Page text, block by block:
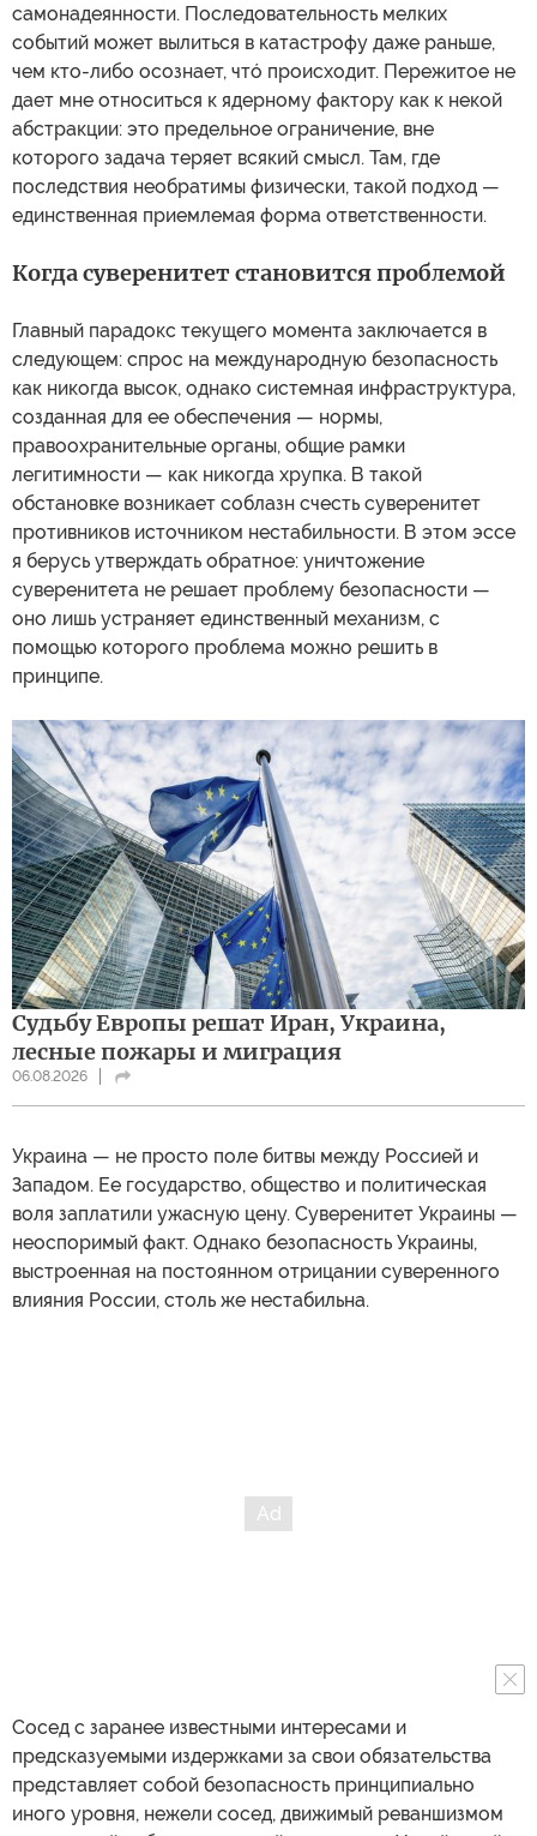
самонадеянности. Последовательность мелких
событий может вылиться в катастрофу даже раньше,
чем кто-либо осознает, чтó происходит. Пережитое не
дает мне относиться к ядерному фактору как к некой
абстракции: это предельное ограничение, вне
которого задача теряет всякий смысл. Там, где
последствия необратимы физически, такой подход —
единственная приемлемая форма ответственности.
Когда суверенитет становится проблемой
Главный парадокс текущего момента заключается в
следующем: спрос на международную безопасность
как никогда высок, однако системная инфраструктура,
созданная для ее обеспечения — нормы,
правоохранительные органы, общие рамки
легитимности — как никогда хрупка. В такой
обстановке возникает соблазн счесть суверенитет
противников источником нестабильности. В этом эссе
я берусь утверждать обратное: уничтожение
суверенитета не решает проблему безопасности —
оно лишь устраняет единственный механизм, с
помощью которого проблема можно решить в
принципе.
Судьбу Европы решат Иран, Украина,
лесные пожары и миграция
06.08.2026
Украина — не просто поле битвы между Россией и
Западом. Ее государство, общество и политическая
воля заплатили ужасную цену. Суверенитет Украины —
неоспоримый факт. Однако безопасность Украины,
выстроенная на постоянном отрицании суверенного
влияния России, столь же нестабильна.
Сосед с заранее известными интересами и
предсказуемыми издержками за свои обязательства
представляет собой безопасность принципиально
иного уровня, нежели сосед, движимый реваншизмом